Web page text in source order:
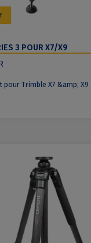
3 POUR X7/X9
Trimble X7 &amp; X9